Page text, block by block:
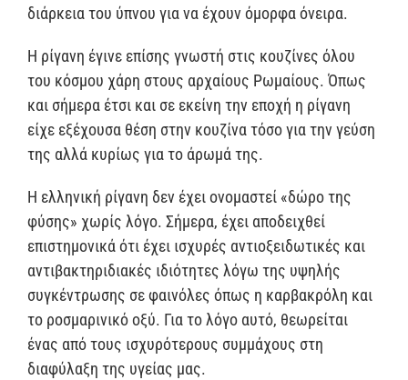
διάρκεια του ύπνου για να έχουν όμορφα όνειρα.
Η ρίγανη έγινε επίσης γνωστή στις κουζίνες όλου
του κόσμου χάρη στους αρχαίους Ρωμαίους. Όπως
και σήμερα έτσι και σε εκείνη την εποχή η ρίγανη
είχε εξέχουσα θέση στην κουζίνα τόσο για την γεύση
της αλλά κυρίως για το άρωμά της.
Η ελληνική ρίγανη δεν έχει ονομαστεί «δώρο της
φύσης» χωρίς λόγο. Σήμερα, έχει αποδειχθεί
επιστημονικά ότι έχει ισχυρές αντιοξειδωτικές και
αντιβακτηριδιακές ιδιότητες λόγω της υψηλής
συγκέντρωσης σε φαινόλες όπως η καρβακρόλη και
το ροσμαρινικό οξύ. Για το λόγο αυτό, θεωρείται
ένας από τους ισχυρότερους συμμάχους στη
διαφύλαξη της υγείας μας.